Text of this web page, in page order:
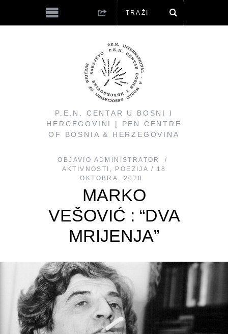
P.E.N. CENTAR U BOSNI I
HERCEGOVINI | PEN CENTRE
OF BOSNIA & HERZEGOVINA
OBJAVIO ADMINISTRATOR
AKTIVNOSTI
, POEZIJA
18
OKTOBRA, 2020
MARKO
VEŠOVIĆ : “DVA
MRIJENJA”